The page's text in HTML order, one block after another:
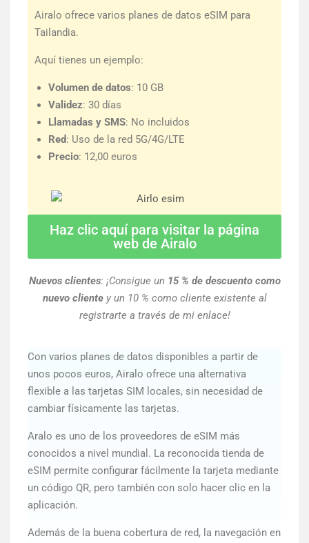
Airalo ofrece varios planes de datos eSIM para
Tailandia.
Aquí tienes un ejemplo:
Volumen de datos: 10 GB
Validez: 30 días
Llamadas y SMS: No incluidos
Red: Uso de la red 5G/4G/LTE
Precio: 12,00 euros
Haz clic aquí para visitar la página
web de Airalo
Nuevos clientes: ¡Consigue un 15 % de descuento como
nuevo clientey un 10 % como cliente existente al
registrarte a través de mi enlace!
Con varios planes de datos disponibles a partir de
unos pocos euros, Airalo ofrece una alternativa
flexible a las tarjetas SIM locales, sin necesidad de
cambiar físicamente las tarjetas.
Aralo es uno de los proveedores de eSIM más
conocidos a nivel mundial. La reconocida tienda de
eSIM permite configurar fácilmente la tarjeta mediante
un código QR, pero también con solo hacer clic en la
aplicación.
Además de la buena cobertura de red, la navegación en